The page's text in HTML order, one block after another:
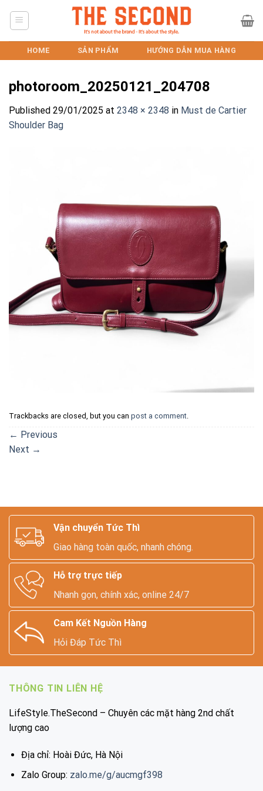
HOME SẢN PHẨM HƯỚNG DẪN MUA HÀNG
photoroom_20250121_204708
Published 29/01/2025 at 2348 × 2348 in Must de Cartier
Shoulder Bag
Trackbacks are closed, but you can post a comment.
← Previous
Next →
Vận chuyển Tức Thì
Giao hàng toàn quốc, nhanh chóng.
Hỗ trợ trực tiếp
Nhanh gọn, chính xác, online 24/7
Cam Kết Nguồn Hàng
Hỏi Đáp Tức Thì
THÔNG TIN LIÊN HỆ
LifeStyle.TheSecond – Chuyên các mặt hàng 2nd chất
lượng cao
Địa chỉ: Hoài Đức, Hà Nội
Zalo Group: zalo.me/g/aucmgf398